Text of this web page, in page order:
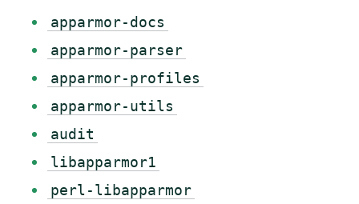
apparmor-docs
apparmor-parser
apparmor-profiles
apparmor-utils
audit
libapparmor1
perl-libapparmor